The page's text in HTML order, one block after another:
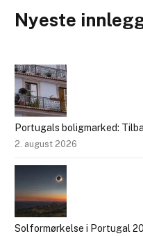
Nyeste
Portugals boligmarked:
2. august 2026
Solformørkelse i Portugal